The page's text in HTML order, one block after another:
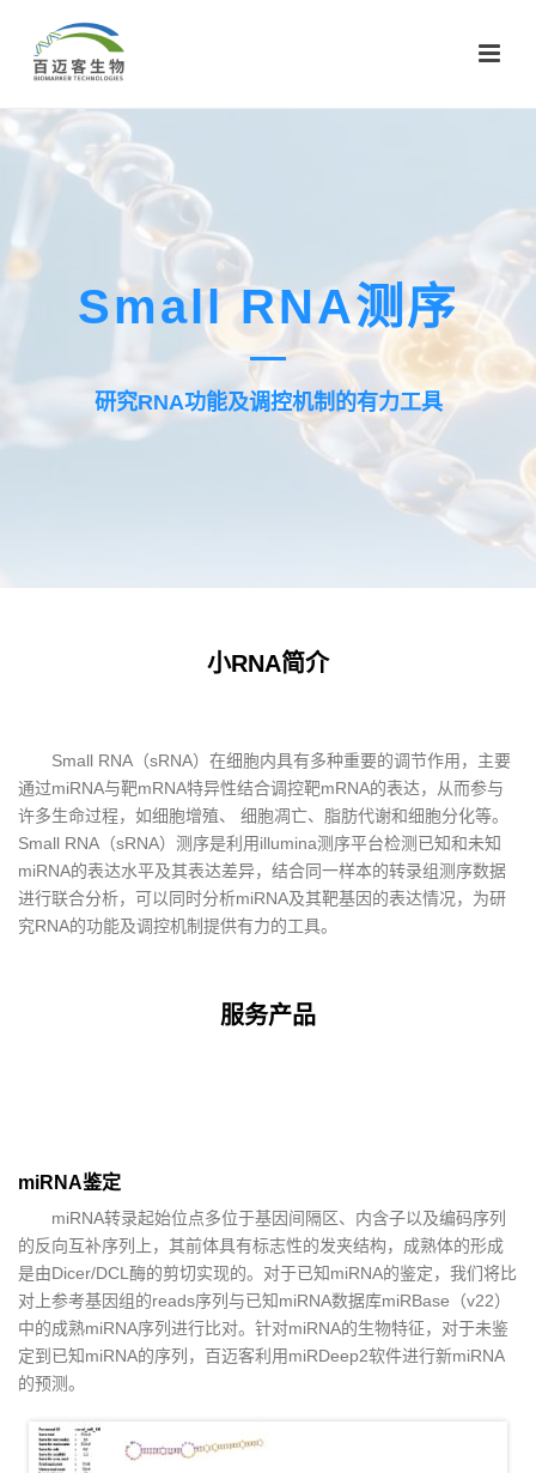
Small RNA测序
研究RNA功能及调控机制的有力工具
小RNA简介
Small RNA（sRNA）在细胞内具有多种重要的调节作用，主要
通过miRNA与靶mRNA特异性结合调控靶mRNA的表达，从而参与
许多生命过程，如细胞增殖、 细胞凋亡、脂肪代谢和细胞分化等。
Small RNA（sRNA）测序是利用illumina测序平台检测已知和未知
miRNA的表达水平及其表达差异，结合同一样本的转录组测序数据
进行联合分析，可以同时分析miRNA及其靶基因的表达情况，为研
究RNA的功能及调控机制提供有力的工具。
服务产品
miRNA鉴定
miRNA转录起始位点多位于基因间隔区、内含子以及编码序列
的反向互补序列上，其前体具有标志性的发夹结构，成熟体的形成
是由Dicer/DCL酶的剪切实现的。对于已知miRNA的鉴定，我们将比
对上参考基因组的reads序列与已知miRNA数据库miRBase（v22）
中的成熟miRNA序列进行比对。针对miRNA的生物特征，对于未鉴
定到已知miRNA的序列，百迈客利用miRDeep2软件进行新miRNA
的预测。